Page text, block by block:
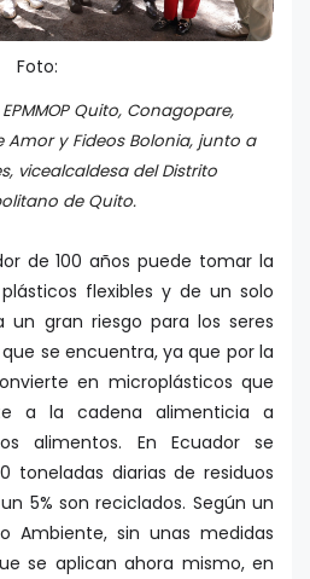
Foto:
Quito, Conagopare,
Amor y Fideos Bolonia, junto a
vicealcaldesa del Distrito
de Quito.
de 100 años puede tomar la
flexibles y de un solo
un gran riesgo para los seres
se encuentra, ya que por la
en microplásticos que
a la cadena alimenticia a
alimentos. En Ecuador se
toneladas diarias de residuos
5% son reciclados. Según un
Ambiente, sin unas medidas
se aplican ahora mismo, en